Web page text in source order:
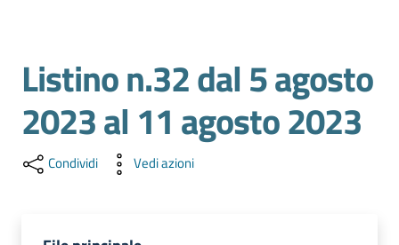
Promuovere
l'impresa
e
il
Listino n.32 dal 5 agosto
2023 al 11 agosto 2023
Condividi Vedi azioni